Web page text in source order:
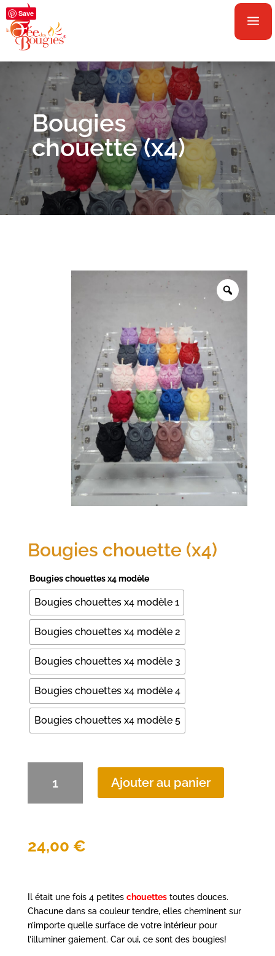
a
Save
Bougies
chouette (x4)
Bougies chouette (x4)
Bougies chouettes x4 modèle
Bougies chouettes x4 modèle 1
Bougies chouettes x4 modèle 2
Bougies chouettes x4 modèle 3
Bougies chouettes x4 modèle 4
Bougies chouettes x4 modèle 5
Ajouter au panier
24,00 €
Il était une fois 4 petites chouettestoutes douces.
Chacune dans sa couleur tendre, elles cheminent sur
n’importe quelle surface de votre intérieur pour
l’illuminer gaiement. Car oui, ce sont des bougies!